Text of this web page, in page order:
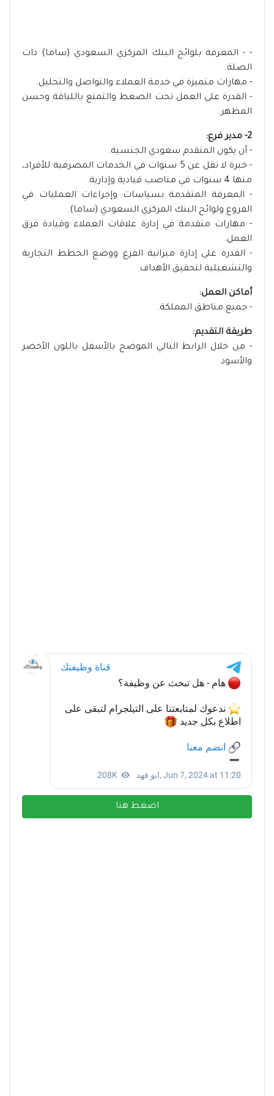
- - المعرفة بلوائح البنك المركزي السعودي (ساما) ذات
الصلة.
- مهارات متميزة في خدمة العملاء والتواصل والتحليل.
- القدرة على العمل تحت الضغط والتمتع باللباقة وحسن
المظهر.
2- مدير فرع:
- أن يكون المتقدم سعودي الجنسية.
- خبرة لا تقل عن 5 سنوات في الخدمات المصرفية للأفراد،
منها 4 سنوات في مناصب قيادية وإدارية.
- المعرفة المتقدمة بسياسات وإجراءات العمليات في
الفروع ولوائح البنك المركزي السعودي (ساما).
- مهارات متقدمة في إدارة علاقات العملاء وقيادة فرق
العمل.
- القدرة على إدارة ميزانية الفرع ووضع الخطط التجارية
والتشغيلية لتحقيق الأهداف.
أماكن العمل:
- جميع مناطق المملكة.
طريقة التقديم:
- من خلال الرابط التالي الموضح بالأسفل باللون الأخضر
والأسود
اضغط هنا